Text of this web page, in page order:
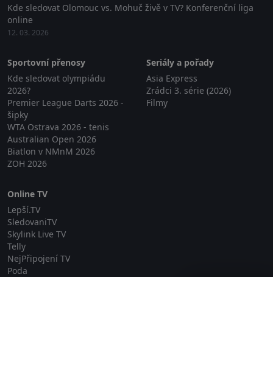
Kde sledovat Olomouc vs. Mohuč živě v TV? Konferenční liga
online
12. 03. 2026
Sportovní přenosy
Kde sledovat olympiádu
2026?
Premier League Darts 2026 -
šipky
WTA Ostrava 2026 - tenis
Australian Open 2026
Biatlon v NMnM 2026
ZOH 2026
Seriály a pořady
Asia Express
Zrádci 3. série (2026)
Filmy
Online TV
Lepší.TV
SledovaniTV
Skylink Live TV
Telly
NejPřipojení TV
Poda